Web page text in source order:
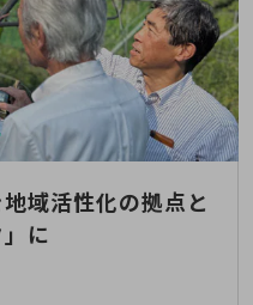
域活性化の拠点と
に